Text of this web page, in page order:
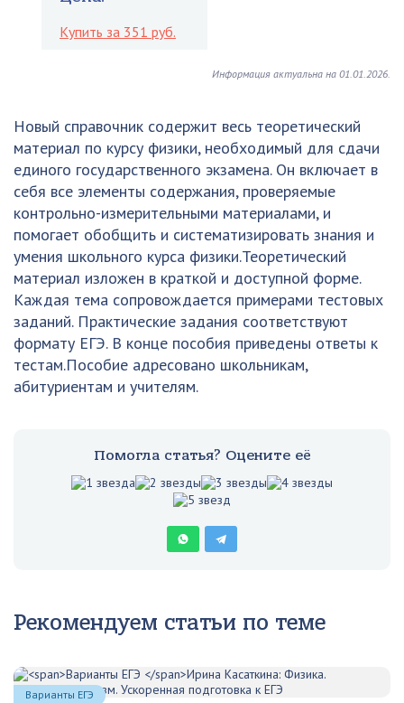
Купить за 351 руб.
Информация актуальна на 01.01.2026.
Новый справочник содержит весь теоретический
материал по курсу физики, необходимый для сдачи
единого государственного экзамена. Он включает в
себя все элементы содержания, проверяемые
контрольно-измерительными материалами, и
помогает обобщить и систематизировать знания и
умения школьного курса физики.Теоретический
материал изложен в краткой и доступной форме.
Каждая тема сопровождается примерами тестовых
заданий. Практические задания соответствуют
формату ЕГЭ. В конце пособия приведены ответы к
тестам.Пособие адресовано школьникам,
абитуриентам и учителям.
Помогла статья? Оцените её
Рекомендуем статьи по теме
Варианты ЕГЭ